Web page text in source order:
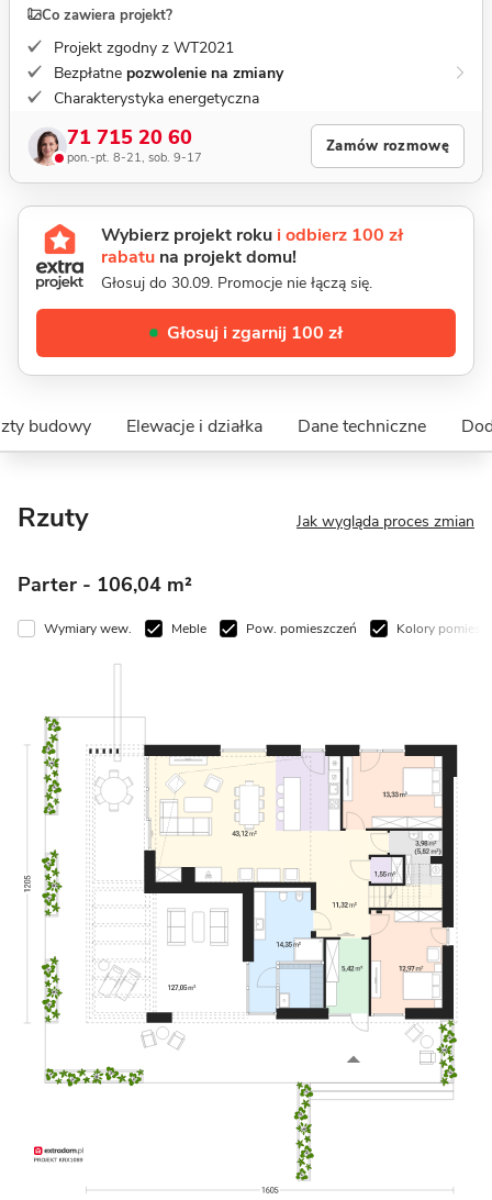
Co zawiera projekt?
Projekt zgodny z WT2021
Bezpłatne pozwolenie na zmiany
Charakterystyka energetyczna
71 715 20 60
pon.-pt. 8-21, sob. 9-17
Zamów rozmowę
Wybierz projekt roku i odbierz 100 zł
rabatu na projekt domu!
Głosuj do 30.09. Promocje nie łączą się.
Głosuj i zgarnij 100 zł
budowy Elewacje i działka Dane techniczne
Rzuty Jak wygląda proces zmian
Parter - 106,04 m²
Wymiary wew. Meble Pow. pomieszczeń Kolory